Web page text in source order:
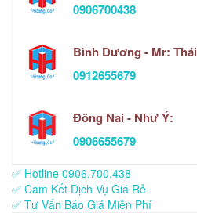
0906700438
Bình Dương - Mr: Thái
0912655679
Đông Nai - Như Ý:
0906655679
✅ Hotline 0906.700.438
✅ Cam Kết Dịch Vụ Giá Rẻ
✅ Tư Vấn Báo Giá Miễn Phí